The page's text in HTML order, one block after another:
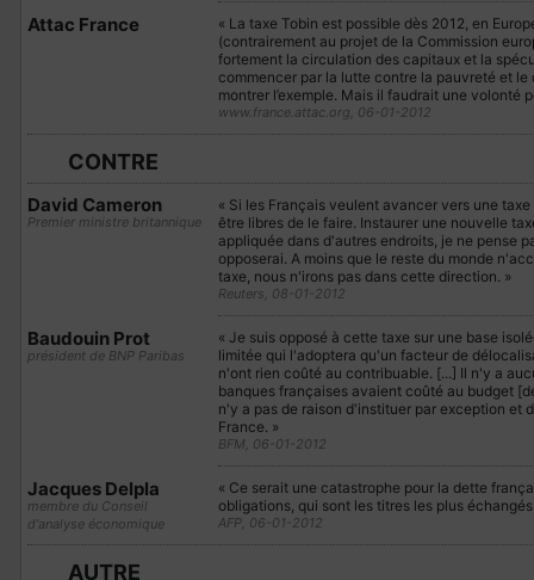
Attac France
« La taxe Tobin est possible dès 2012, en
(contrairement au projet de la Commission
fortement la circulation des capitaux et la
commencer par la lutte contre la pauvreté et
montrer l’exemple. Mais il faudrait une volonté
www.france.attac.org, 06-01-2012
CONTRE
David Cameron
Premier ministre britannique
« Si les Français veulent avancer vers une
être libres de le faire. Instaurer une nouvelle
appliquée dans d'autres endroits, je ne pense
opposerai. A moins que le reste du monde
taxe, nous n'irons pas dans cette direction. »
Reuters, 08-01-2012
Baudouin Prot
président de BNP Paribas
« Je suis opposé à cette taxe sur une base
limitée qui l'adoptera qu'un facteur de
n'ont rien coûté au contribuable. [...] Il n'y a
banques françaises avaient coûté au budget
n'y a pas de raison d'instituer par exception et
France. »
BFM, 06-01-2012
Jacques Delpla
membre du Conseil
d'analyse économique
« Ce serait une catastrophe pour la dette
obligations, qui sont les titres les plus
AFP, 06-01-2012
AUTRE